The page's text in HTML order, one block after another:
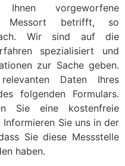
vorgeworfene
Messort betrifft, so
Wir sind auf die
spezialisiert und
zur Sache geben.
Daten Ihres
folgenden Formulars.
Sie eine kostenfreie
Sie uns in der
Sie diese Messstelle
haben.